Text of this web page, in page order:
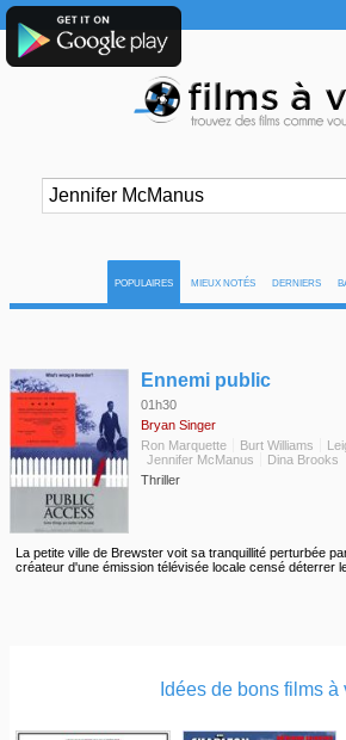
POPULAIRES MIEUX NOTÉS DERNIERS
Ennemi public
01h30
Bryan Singer
Ron Marquette
Burt Williams
Jennifer McManus
Dina Brooks
Thriller
La petite ville de Brewster voit sa tranquillité perturbée
créateur d'une émission télévisée locale censé déterrer
Idées de bons films à